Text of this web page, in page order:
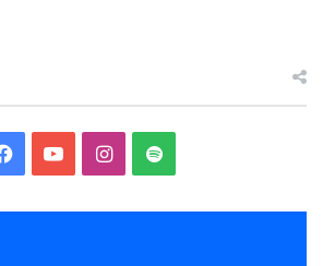
Facebook
YouTubeInstagram
Spotify